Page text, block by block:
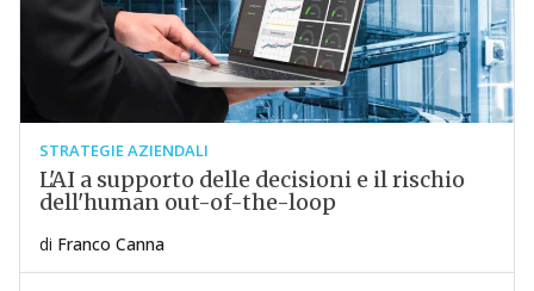
STRATEGIE AZIENDALI
L'AI a supporto delle decisioni e il rischio
dell'human out-of-the-loop
di Franco Canna